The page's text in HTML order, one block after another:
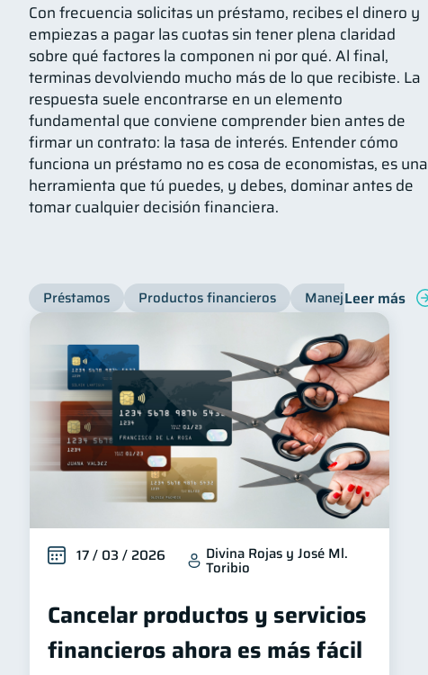
Con frecuencia solicitas un préstamo, recibes el dinero y
empiezas a pagar las cuotas sin tener plena claridad
sobre qué factores la componen ni por qué. Al final,
terminas devolviendo mucho más de lo que recibiste. La
respuesta suele encontrarse en un elemento
fundamental que conviene comprender bien antes de
firmar un contrato: la tasa de interés. Entender cómo
funciona un préstamo no es cosa de economistas, es una
herramienta que tú puedes, y debes, dominar antes de
tomar cualquier decisión financiera.
Préstamos Productos financieros Manejo de deudas
Leer más
17 / 03 / 2026 Divina Rojas y José Ml.
Toribio
Cancelar productos y servicios
financieros ahora es más fácil